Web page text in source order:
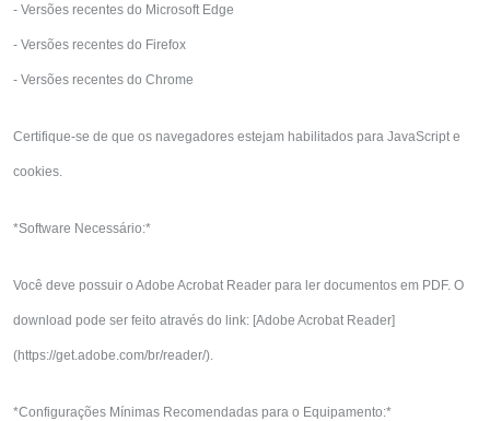
- Versões recentes do Microsoft Edge
- Versões recentes do Firefox
- Versões recentes do Chrome
Certifique-se de que os navegadores estejam habilitados para JavaScript e
cookies.
*Software Necessário:*
Você deve possuir o Adobe Acrobat Reader para ler documentos em PDF. O
download pode ser feito através do link: [Adobe Acrobat Reader]
(https://get.adobe.com/br/reader/).
*Configurações Mínimas Recomendadas para o Equipamento:*